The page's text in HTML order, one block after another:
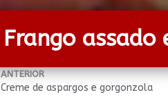
Frango
ANTERIOR
Creme de aspargos e gorgonzola